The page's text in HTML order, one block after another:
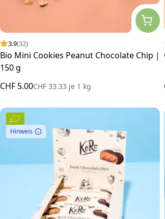
3.9(32)
Bio Mini Cookies Peanut Chocolate Chip |
150 g
CHF 5.00CHF 33.33 je 1 kg
Hinweis